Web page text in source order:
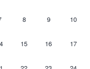
8 9 10
15 16 17